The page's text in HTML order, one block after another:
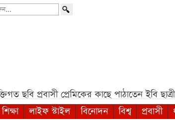
প্রেমিকের কাছে পাঠাতেন ইবি ছাত্রী***
শিক্ষা লাইফ স্টাইল বিনোদন বিশ্ব প্রবাসী